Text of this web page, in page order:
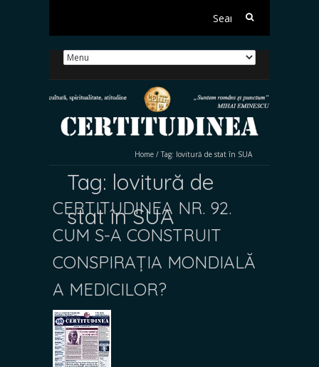
Search
Home / Tag: lovitură de stat în SUA
Tag: lovitură de
stat în SUA
CERTITUDINEA NR. 92.
CUM S-A CONSTRUIT
CONSPIRAȚIA MONDIALĂ
A MEDICILOR?